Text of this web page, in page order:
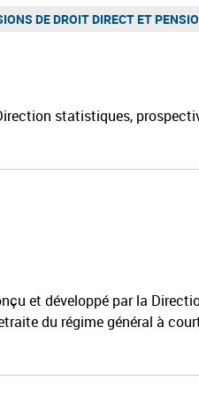
DE DROIT DIRECT ET
statistiques,
et développé par la
du régime général à